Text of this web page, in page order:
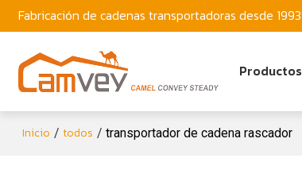
Fabricación de cadenas transportadoras desde 1993
Productos
Inicio / todos / transportador de cadena rascador